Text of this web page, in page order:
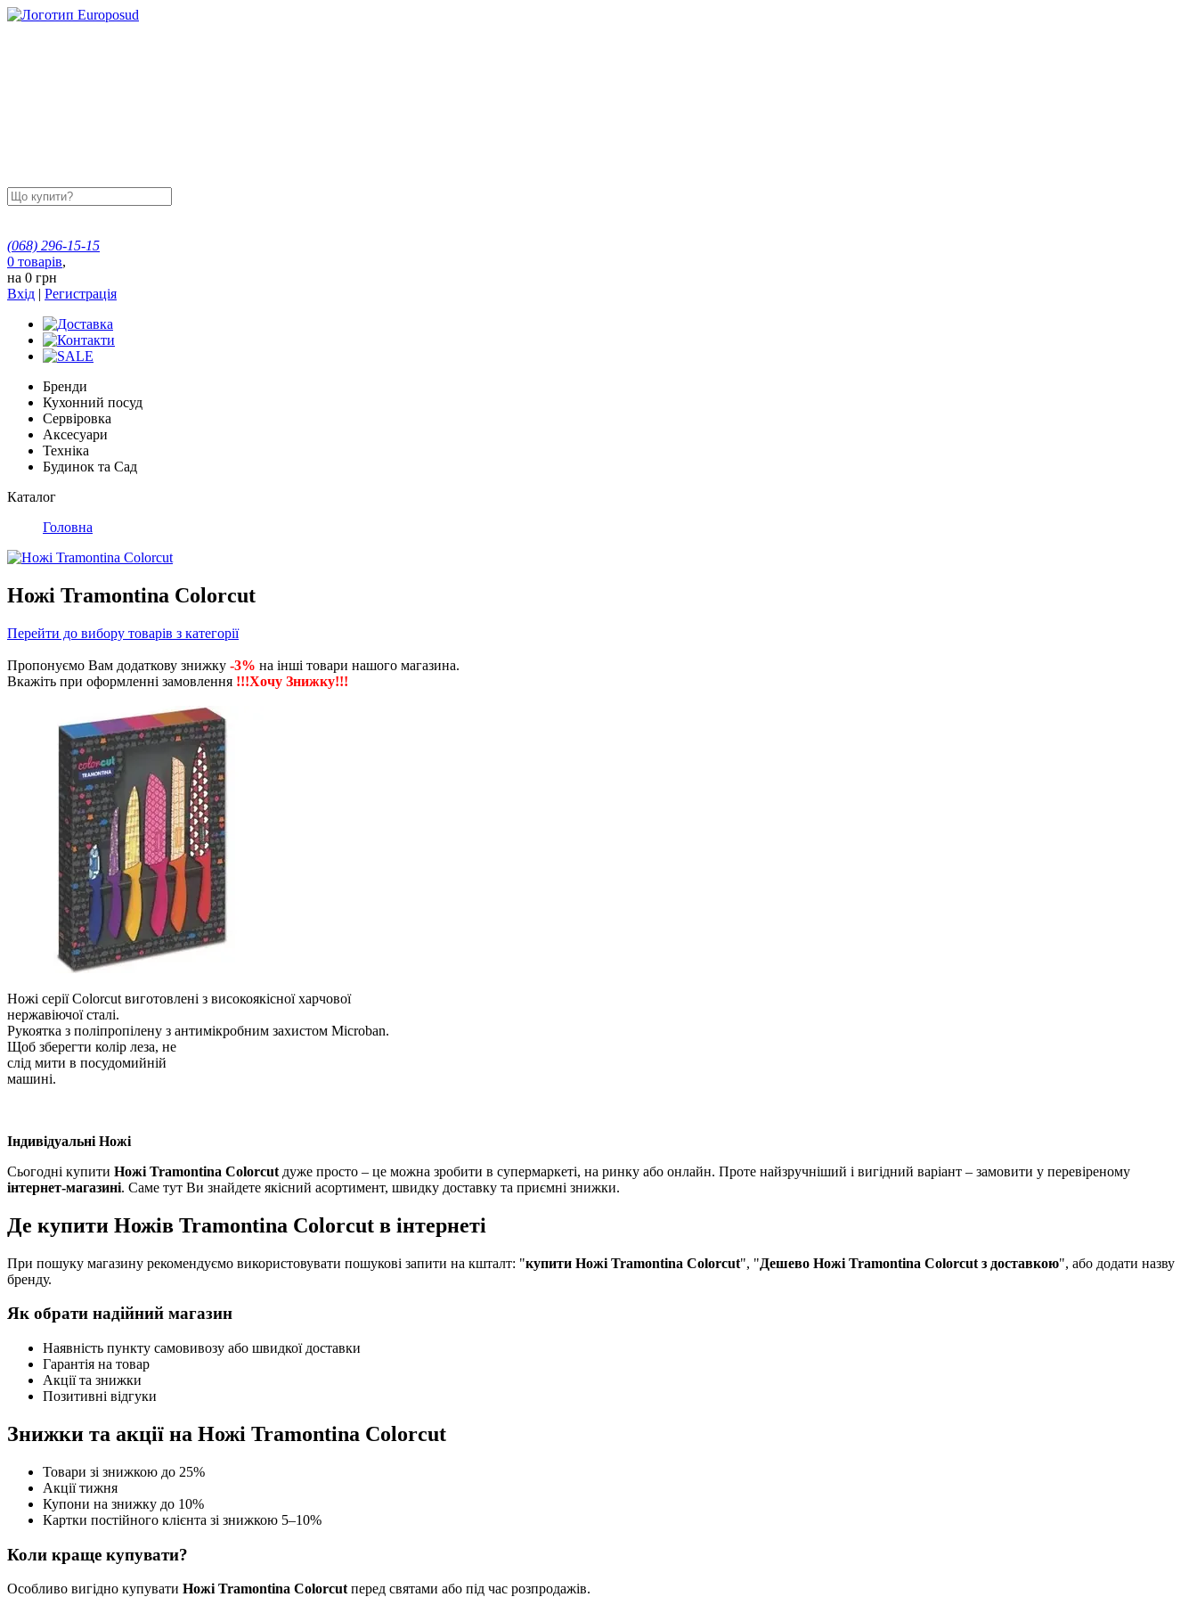
(068) 296-15-15
0 товарів,
на 0 грн
Вхід | Регистрація
Бренди
Кухонний посуд
Сервіровка
Аксесуари
Техніка
Будинок та Сад
Каталог
Головна
Ножі Tramontina Colorcut
Перейти до вибору товарів з категорії
Пропонуємо Вам додаткову знижку -3% на інші товари нашого магазина.
Вкажіть при оформленні замовлення !!!Хочу Знижку!!!
Ножі серії Colorcut виготовлені з високоякісної харчової
нержавіючої сталі.
Рукоятка з поліпропілену з антимікробним захистом Microban.
Щоб зберегти колір леза, не
слід мити в посудомийній
машині.
Індивідуальні Ножі
Сьогодні купити Ножі Tramontina Colorcut дуже просто – це можна зробити в супермаркеті, на ринку або онлайн. Проте найзручніший і вигідний варіант – замовити у перевіреному
інтернет-магазині. Саме тут Ви знайдете якісний асортимент, швидку доставку та приємні знижки.
Де купити Ножів Tramontina Colorcut в інтернеті
При пошуку магазину рекомендуємо використовувати пошукові запити на кшталт: "купити Ножі Tramontina Colorcut", "Дешево Ножі Tramontina Colorcut з доставкою", або додати назву
бренду.
Як обрати надійний магазин
Наявність пункту самовивозу або швидкої доставки
Гарантія на товар
Акції та знижки
Позитивні відгуки
Знижки та акції на Ножі Tramontina Colorcut
Товари зі знижкою до 25%
Акції тижня
Купони на знижку до 10%
Картки постійного клієнта зі знижкою 5–10%
Коли краще купувати?
Особливо вигідно купувати Ножі Tramontina Colorcut перед святами або під час розпродажів.